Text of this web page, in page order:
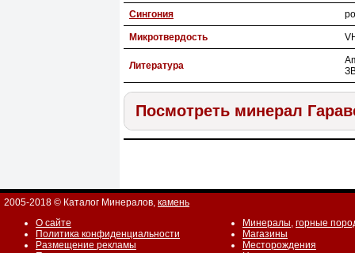
Сингония
Микротвердость
Литература
Посмотреть минерал
2005-2018 © Каталог Минералов, камень
О сайте
Политика конфиденциальности
Размещение рекламы
Минералы, горные
Магазины
Месторождения